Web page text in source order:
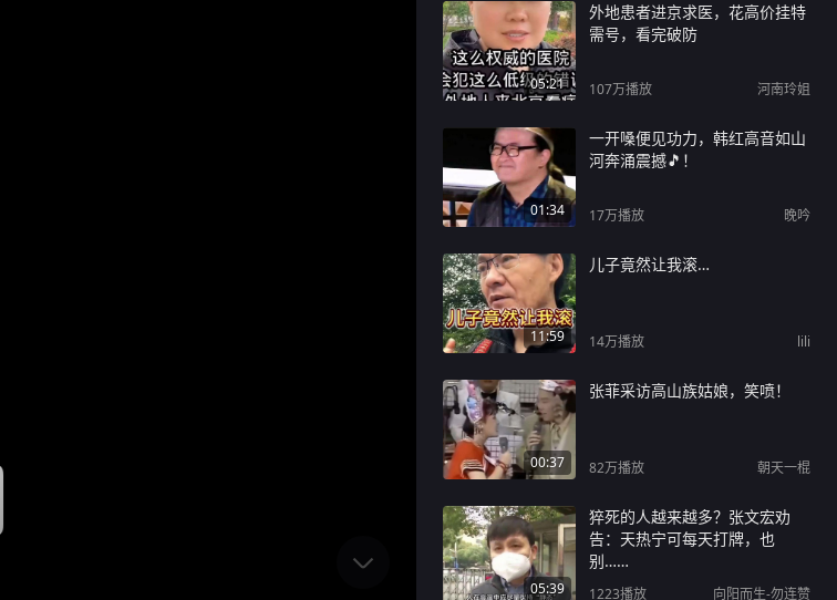
05:21
外地患者进京求医，花高价挂特
需号，看完破防
107万播放 河南玲姐
01:34
一开嗓便见功力，韩红高音如山
河奔涌震撼🎵！
17万播放 晚吟
11:59
儿子竟然让我滚…
14万播放 lili
00:37
张菲采访高山族姑娘，笑喷！
82万播放 朝天一棍
05:39
猝死的人越来越多？张文宏劝
告：天热宁可每天打牌，也
别……
1223播放 向阳而生-勿连赞